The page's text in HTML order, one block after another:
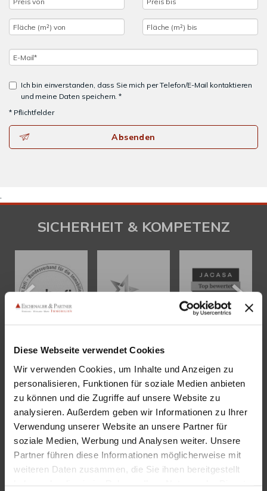
Diese Webseite verwendet Cookies
Wir verwenden Cookies, um Inhalte und Anzeigen zu
personalisieren, Funktionen für soziale Medien anbieten
zu können und die Zugriffe auf unsere Website zu
analysieren. Außerdem geben wir Informationen zu Ihrer
Verwendung unserer Website an unsere Partner für
soziale Medien, Werbung und Analysen weiter. Unsere
Partner führen diese Informationen möglicherweise mit
weiteren Daten zusammen, die Sie ihnen bereitgestellt
Ich bin einverstanden, dass Sie mich per Telefon/E-Mail kontaktieren
und meine Daten speichern. *
* Pflichtfelder
Absenden
.
SICHERHEIT & KOMPETENZ
KONTAKT
Eschenauer & Partner Immobilien
Immobilienmakler HEIDELBERG
Immobilien Heidelberg
Akademiestraße 1, 69117 Heidelberg
Tel.:06221 - 67 26 077
Mail:info@eschenauer-partner.de